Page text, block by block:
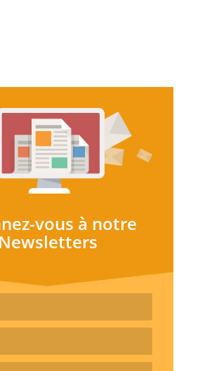
vous à notre
Newsletters